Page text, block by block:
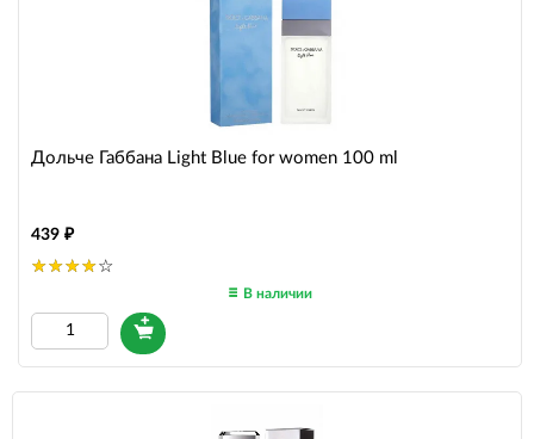
Дольче Габбана Light Blue for women 100 ml
439
В наличии